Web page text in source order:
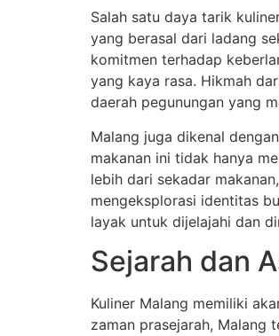
Salah satu daya tarik
yang berasal dari ladang
komitmen terhadap
yang kaya rasa. Hikmah
daerah pegunungan yang
Malang juga dikenal
makanan ini tidak hanya
lebih dari sekadar
mengeksplorasi identitas
layak untuk dijelajahi dan
Sejarah dan
Kuliner Malang memiliki
zaman prasejarah, Malang